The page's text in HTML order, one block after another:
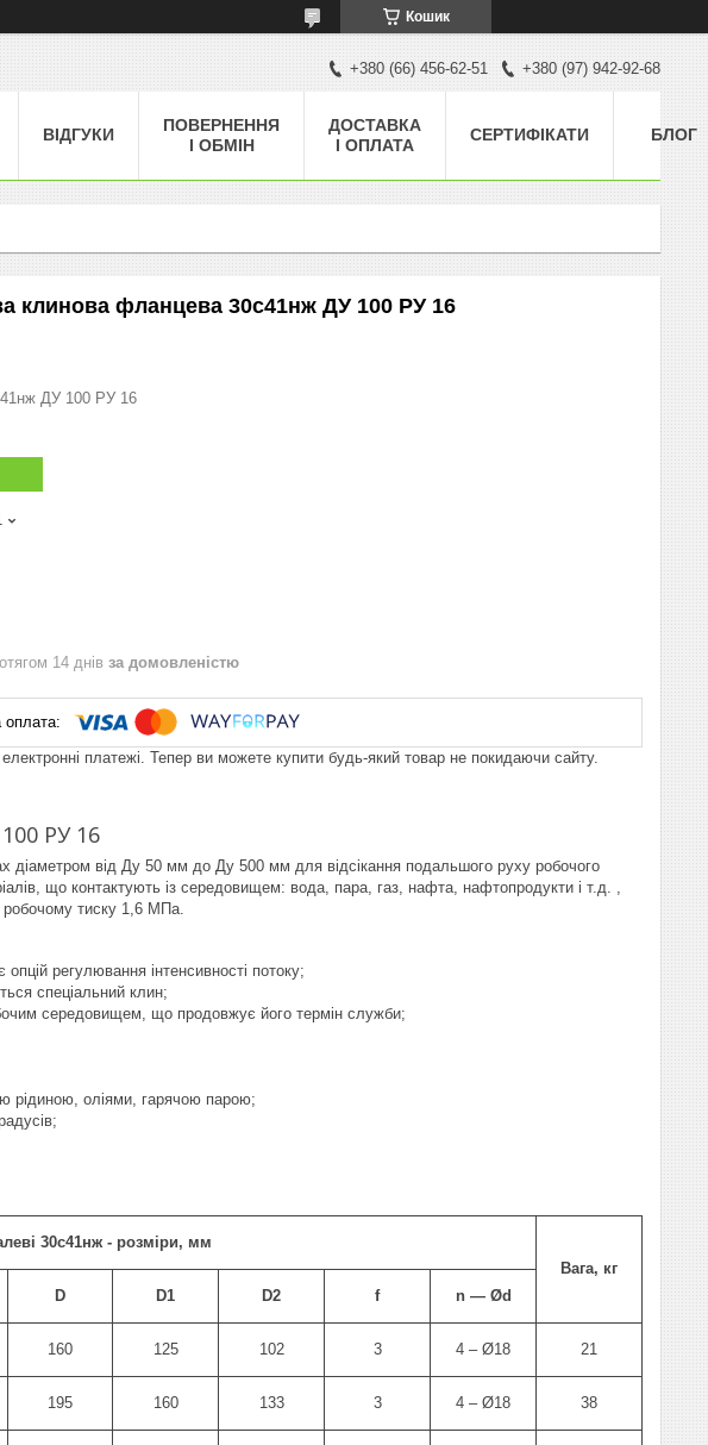
Кошик
+380 (66) 456-62-51 +380 (97) 942-92-68
ВІДГУКИ
ПОВЕРНЕННЯ
І ОБМІН
ДОСТАВКА
І ОПЛАТА
СЕРТИФІКАТИ БЛОГ
клинова фланцева 30с41нж ДУ 100 РУ 16
ДУ 100 РУ 16
14 днів за домовленістю
електронні платежі. Тепер ви можете купити будь-який товар не покидаючи сайту.
РУ 16
діаметром від Ду 50 мм до Ду 500 мм для відсікання подальшого руху робочого
що контактують із середовищем: вода, пара, газ, нафта, нафтопродукти і т.д. ,
тиску 1,6 МПа.
регулювання інтенсивності потоку;
спеціальний клин;
середовищем, що продовжує його термін служби;
рідиною, оліями, гарячою парою;
30с41нж - розміри, мм
Вага, кг
D D1 D2 f n ― Ød
160 125 102 3 4 – Ø18 21
195 160 133 3 4 – Ø18 38